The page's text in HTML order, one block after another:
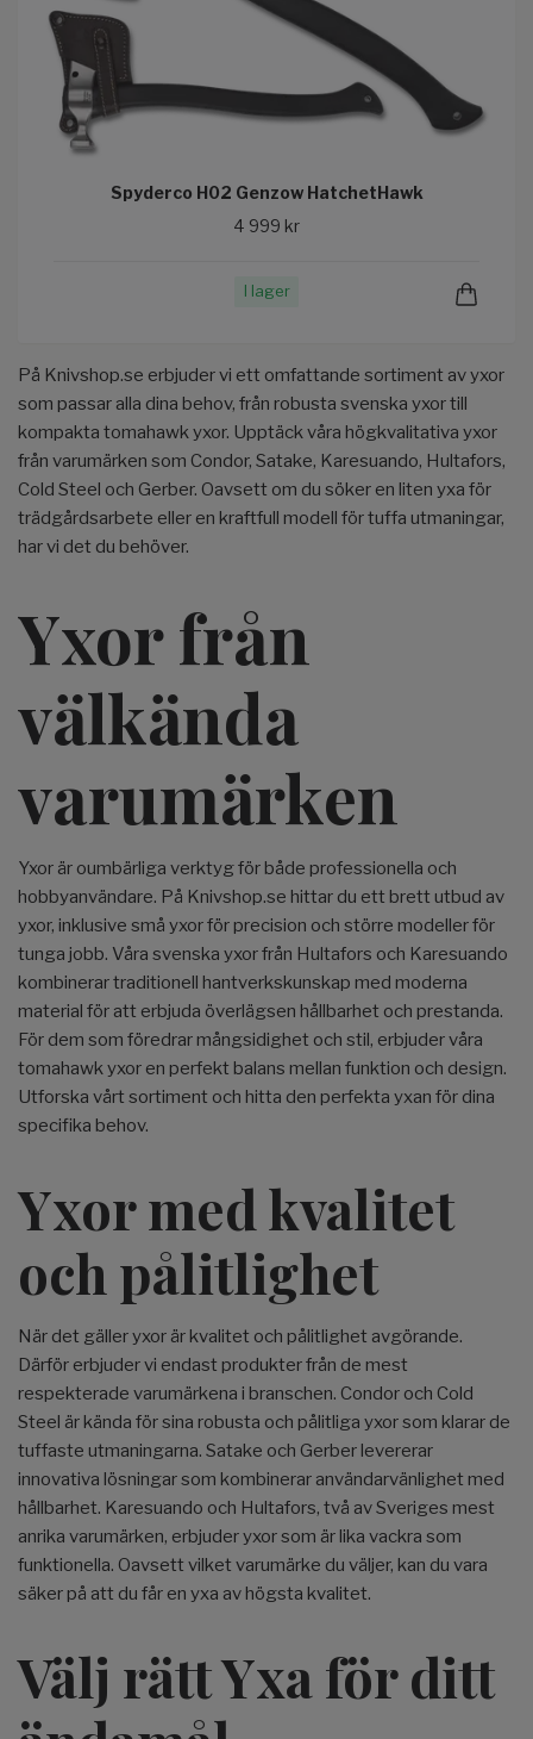
Spyderco H02 Genzow HatchetHawk
4 999 kr
I lager
På Knivshop.se erbjuder vi ett omfattande sortiment av yxor
som passar alla dina behov, från robusta svenska yxor till
kompakta tomahawk yxor. Upptäck våra högkvalitativa yxor
från varumärken som Condor, Satake, Karesuando, Hultafors,
Cold Steel och Gerber. Oavsett om du söker en liten yxa för
trädgårdsarbete eller en kraftfull modell för tuffa utmaningar,
har vi det du behöver.
Yxor från
välkända
varumärken
Yxor är oumbärliga verktyg för både professionella och
hobbyanvändare. På Knivshop.se hittar du ett brett utbud av
yxor, inklusive små yxor för precision och större modeller för
tunga jobb. Våra svenska yxor från Hultafors och Karesuando
kombinerar traditionell hantverkskunskap med moderna
material för att erbjuda överlägsen hållbarhet och prestanda.
För dem som föredrar mångsidighet och stil, erbjuder våra
tomahawk yxor en perfekt balans mellan funktion och design.
Utforska vårt sortiment och hitta den perfekta yxan för dina
specifika behov.
Yxor med kvalitet
och pålitlighet
När det gäller yxor är kvalitet och pålitlighet avgörande.
Därför erbjuder vi endast produkter från de mest
respekterade varumärkena i branschen. Condor och Cold
Steel är kända för sina robusta och pålitliga yxor som klarar de
tuffaste utmaningarna. Satake och Gerber levererar
innovativa lösningar som kombinerar användarvänlighet med
hållbarhet. Karesuando och Hultafors, två av Sveriges mest
anrika varumärken, erbjuder yxor som är lika vackra som
funktionella. Oavsett vilket varumärke du väljer, kan du vara
säker på att du får en yxa av högsta kvalitet.
Välj rätt Yxa för ditt